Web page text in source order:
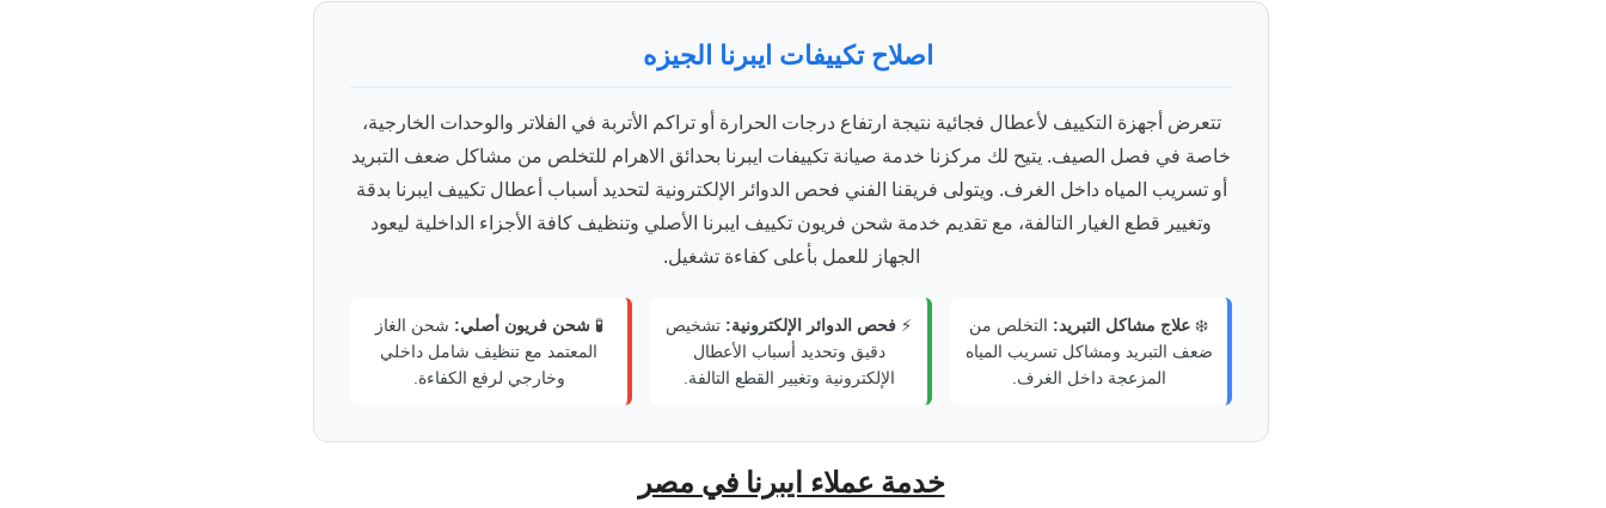
اصلاح تكييفات ايبرنا الجيزه
تتعرض أجهزة التكييف لأعطال فجائية نتيجة ارتفاع درجات الحرارة أو تراكم الأتربة في الفلاتر والوحدات الخارجية،
خاصة في فصل الصيف. يتيح لك مركزنا خدمة صيانة تكييفات ايبرنا بحدائق الاهرام للتخلص من مشاكل ضعف التبريد
أو تسريب المياه داخل الغرف. ويتولى فريقنا الفني فحص الدوائر الإلكترونية لتحديد أسباب أعطال تكييف ايبرنا بدقة
وتغيير قطع الغيار التالفة، مع تقديم خدمة شحن فريون تكييف ايبرنا الأصلي وتنظيف كافة الأجزاء الداخلية ليعود
الجهاز للعمل بأعلى كفاءة تشغيل.
❄️ علاج مشاكل التبريد: التخلص من
ضعف التبريد ومشاكل تسريب المياه
المزعجة داخل الغرف.
⚡ فحص الدوائر الإلكترونية: تشخيص
دقيق وتحديد أسباب الأعطال
الإلكترونية وتغيير القطع التالفة.
🧪شحن فريون أصلي: شحن الغاز
المعتمد مع تنظيف شامل داخلي
وخارجي لرفع الكفاءة.
خدمة عملاء ايبرنا في مصر